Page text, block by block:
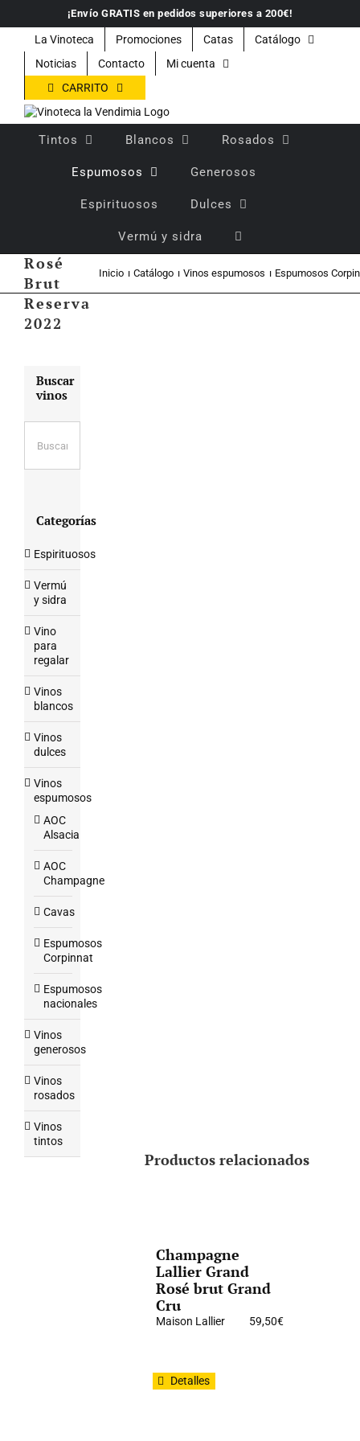
contenido
¡Envío GRATIS en pedidos superiores a 200€!
La Vinoteca Promociones Catas
Catálogo
Noticias
Contacto
Mi cuenta
CARRITO
Tintos Blancos Rosados
Espumosos Generosos
Espirituosos Dulces
Vermú y sidra
Rosé
Brut
Reserva
2022
Inicio Catálogo Vinos espumosos Espumosos
Productos relacionados
Champagne
Lallier Grand
Rosé brut Grand
Cru
Maison Lallier 59,50€
Detalles
Buscar
vinos
Categorías
Espirituosos
Vermú
y sidra
Vino
para
regalar
Vinos
blancos
Vinos
dulces
Vinos
espumosos
AOC
Alsacia
AOC
Champagne
Cavas
Espumosos
Corpinnat
Espumosos
nacionales
Vinos
generosos
Vinos
rosados
Vinos
tintos